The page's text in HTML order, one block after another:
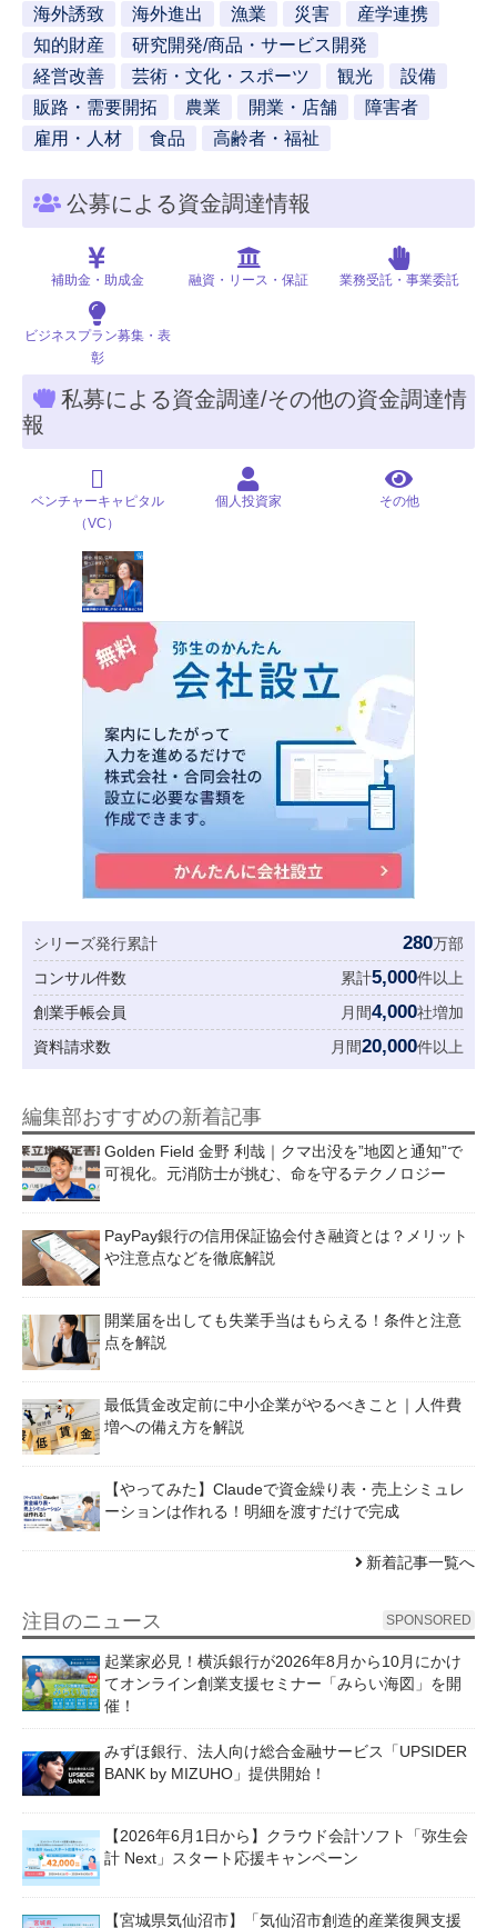
海外誘致
海外進出 漁業 災害
産学連携
知的財産
研究開発/商品・サービス開発
経営改善
芸術・文化・スポーツ 観光
設備
販路・需要開拓
農業 開業・店舗
障害者
雇用・人材
食品 高齢者・福祉
公募による資金調達情報
補助金・助成金 融資・リース・保証 業務受託・事業委託
ビジネスプラン募集・表
彰
私募による資金調達/その他の資金調達情
報
ベンチャーキャピタル
（VC）
個人投資家 その他
シリーズ発行累計 280万部
コンサル件数
累計5,000件以上
創業手帳会員
月間4,000社増加
資料請求数
月間20,000件以上
編集部おすすめの新着記事
Golden Field 金野 利哉｜クマ出没を”地図と通知”で
可視化。元消防士が挑む、命を守るテクノロジー
PayPay銀行の信用保証協会付き融資とは？メリット
や注意点などを徹底解説
開業届を出しても失業手当はもらえる！条件と注意
点を解説
最低賃金改定前に中小企業がやるべきこと｜人件費
増への備え方を解説
【やってみた】Claudeで資金繰り表・売上シミュレ
ーションは作れる！明細を渡すだけで完成
新着記事一覧へ
注目のニュース SPONSORED
起業家必見！横浜銀行が2026年8月から10月にかけ
てオンライン創業支援セミナー「みらい海図」を開
催！
みずほ銀行、法人向け総合金融サービス「UPSIDER
BANK by MIZUHO」提供開始！
【2026年6月1日から】クラウド会計ソフト「弥生会
計 Next」スタート応援キャンペーン
【宮城県気仙沼市】「気仙沼市創造的産業復興支援